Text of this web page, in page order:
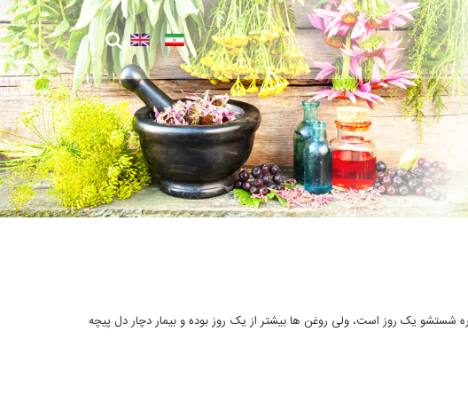
شستشو یک روز است، ولی روغن ها بیشتر از یک روز بوده و بیمار دچار دل پیچه